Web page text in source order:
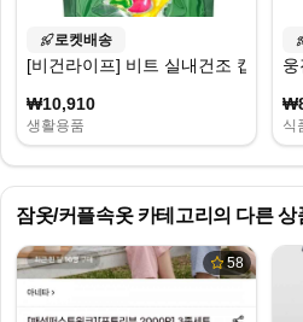
로켓배송
[비건라이프] 비트 실내건조 캡슐세
₩10,910
생활용품 식
잠옷/커플속옷카테고리의 다른 상
58